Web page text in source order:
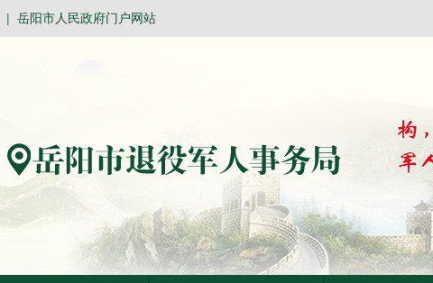
| 岳阳市人民政府门户网站